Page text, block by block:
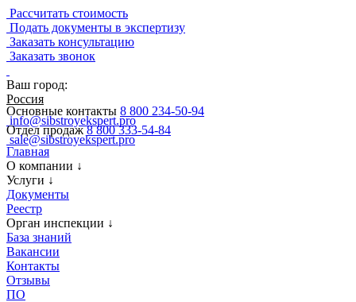
Рассчитать стоимость
Подать документы в экспертизу
Заказать консультацию
Заказать звонок
Ваш город:
Россия
Основные контакты 8 800 234-50-94
info@sibstroyekspert.pro
Отдел продаж 8 800 333-54-84
sale@sibstroyekspert.pro
Главная
О компании ↓
Услуги ↓
Документы
Реестр
Орган инспекции ↓
База знаний
Вакансии
Контакты
Отзывы
ПО